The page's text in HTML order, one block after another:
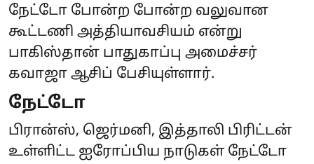
நேட்டோ போன்ற போன்ற வலுவான
கூட்டணி அத்தியாவசியம் என்று
பாகிஸ்தான் பாதுகாப்பு அமைச்சர்
கவாஜா ஆசிப் பேசியுள்ளார்.
நேட்டோ
பிரான்ஸ், ஜெர்மனி, இத்தாலி பிரிட்டன்
உள்ளிட்ட ஐரோப்பிய நாடுகள் நேட்டோ